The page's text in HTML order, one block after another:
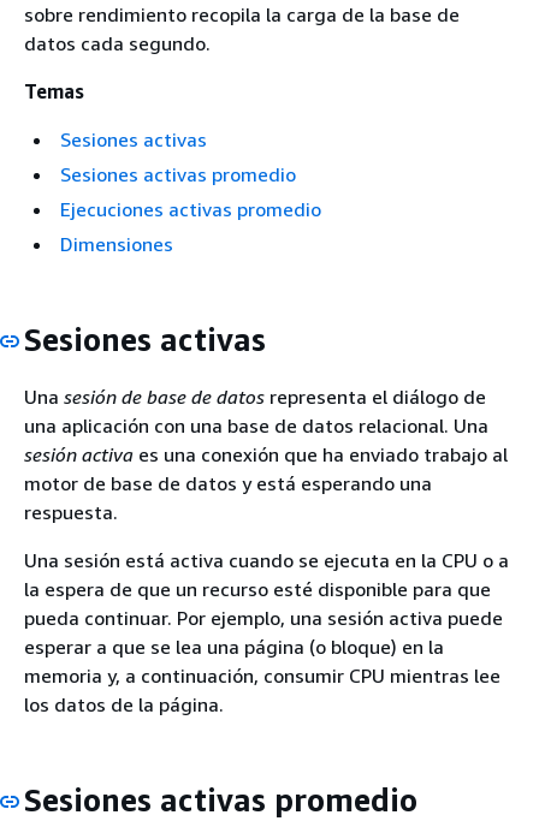
sobre rendimiento recopila la carga de la base de
datos cada segundo.
Temas
Sesiones activas
Sesiones activas promedio
Ejecuciones activas promedio
Dimensiones
Sesiones activas
Una sesión de base de datos representa el diálogo de
una aplicación con una base de datos relacional. Una
sesión activa es una conexión que ha enviado trabajo al
motor de base de datos y está esperando una
respuesta.
Una sesión está activa cuando se ejecuta en la CPU o a
la espera de que un recurso esté disponible para que
pueda continuar. Por ejemplo, una sesión activa puede
esperar a que se lea una página (o bloque) en la
memoria y, a continuación, consumir CPU mientras lee
los datos de la página.
Sesiones activas promedio